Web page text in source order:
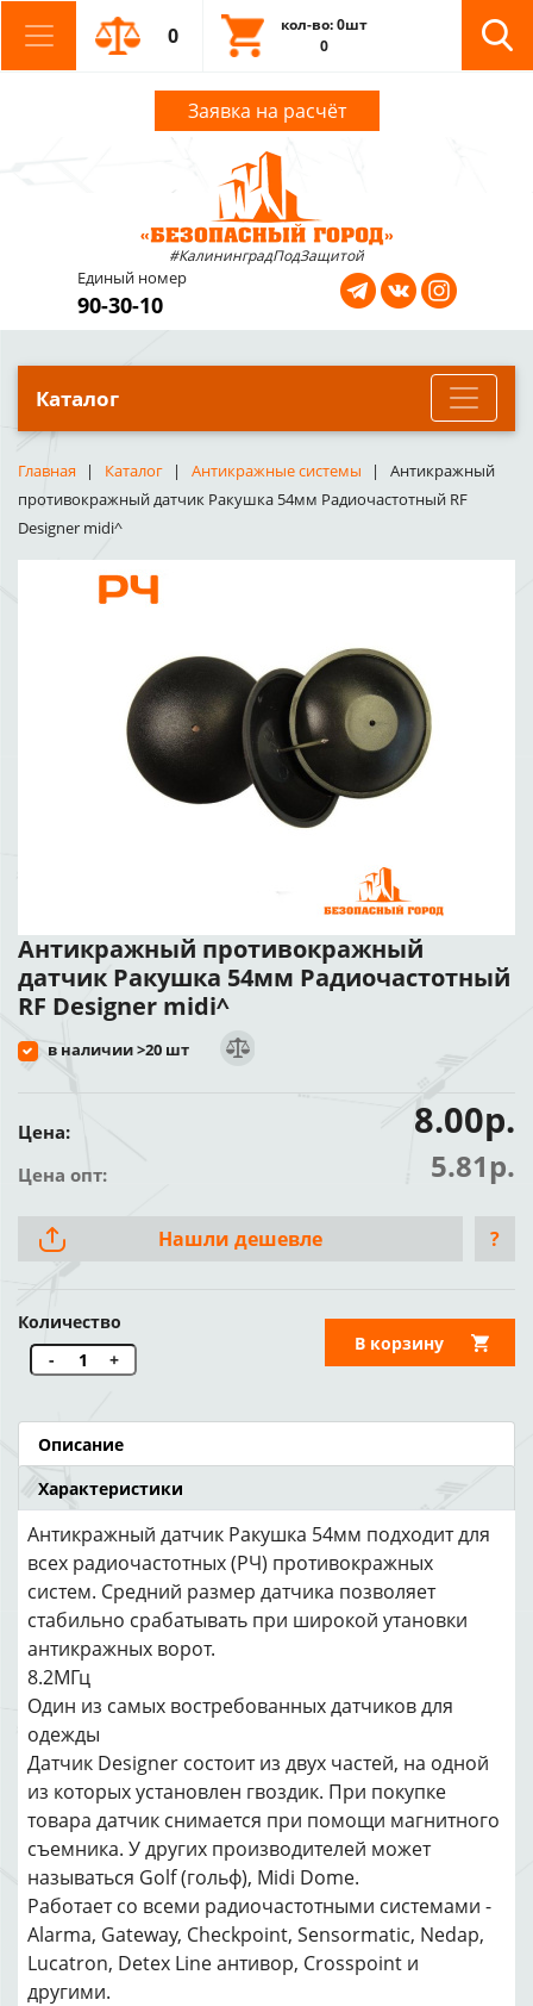
0
кол-во: 0шт
0
Заявка на расчёт
#КалининградПодЗащитой
Единый номер
90-30-10
Каталог
Главная Каталог Антикражные системы
Антикражный
противокражный датчик Ракушка 54мм Радиочастотный RF
Designer midi^
Антикражный противокражный
датчик Ракушка 54мм Радиочастотный
RF Designer midi^
в наличии >20 шт
Цена: 8.00р.
Цена опт: 5.81р.
Нашли дешевле ?
Количество
-
+
В корзину
Описание
Характеристики
Антикражный датчик Ракушка 54мм подходит для
всех радиочастотных (РЧ) противокражных
систем. Средний размер датчика позволяет
стабильно срабатывать при широкой утановки
антикражных ворот.
8.2МГц
Один из самых востребованных датчиков для
одежды
Датчик Designer состоит из двух частей, на одной
из которых установлен гвоздик. При покупке
товара датчик снимается при помощи магнитного
съемника. У других производителей может
называться Golf (гольф), Midi Dome.
Работает со всеми радиочастотными системами -
Alarma, Gateway, Checkpoint, Sensormatic, Nedap,
Lucatron, Detex Line антивор, Crosspoint и
другими.